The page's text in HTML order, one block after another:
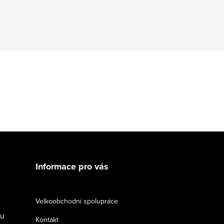
Informace pro vás
Velkoobchodní spolupráce
Kontakt